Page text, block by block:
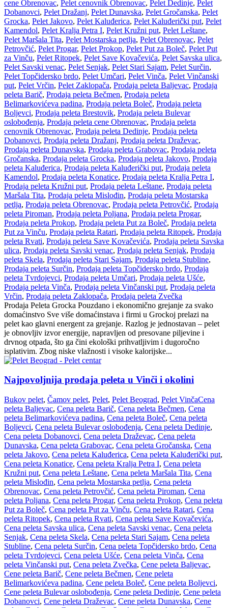
cene Obrenovac, Pelet cenovnik Obrenovac, Pelet Dedinje, Pelet
Dobanovci, Pelet Dražanj, Pelet Dunavska, Pelet Gročanska, Pelet
Grocka, Pelet Jakovo, Pelet Kaluđerica, Pelet Kaluđerički put, Pelet
Kamendol, Pelet Kralja Petra I, Pelet Kružni put, Pelet Leštane,
Pelet Maršala Tita, Pelet Mostarska petlja, Pelet Obrenovac, Pelet
Petrovčić, Pelet Progar, Pelet Prokop, Pelet Put za Boleč, Pelet Put
za Vinču, Pelet Ritopek, Pelet Save Kovačevića, Pelet Savska ulica,
Pelet Savski venac, Pelet Senjak, Pelet Stari Sajam, Pelet Surčin,
Pelet Topčidersko brdo, Pelet Umčari, Pelet Vinča, Pelet Vinčanski
put, Pelet Vrčin, Pelet Zaklopača, Prodaja peleta Baljevac, Prodaja
peleta Barič, Prodaja peleta Bečmen, Prodaja peleta
Belimarkovićeva padina, Prodaja peleta Boleč, Prodaja peleta
Boljevci, Prodaja peleta Brestovik, Prodaja peleta Bulevar
oslobođenja, Prodaja peleta cene Obrenovac, Prodaja peleta
cenovnik Obrenovac, Prodaja peleta Dedinje, Prodaja peleta
Dobanovci, Prodaja peleta Dražanj, Prodaja peleta Draževac,
Prodaja peleta Dunavska, Prodaja peleta Grabovac, Prodaja peleta
Gročanska, Prodaja peleta Grocka, Prodaja peleta Jakovo, Prodaja
peleta Kaluđerica, Prodaja peleta Kaluđerički put, Prodaja peleta
Kamendol, Prodaja peleta Konatice, Prodaja peleta Kralja Petra I,
Prodaja peleta Kružni put, Prodaja peleta Leštane, Prodaja peleta
Maršala Tita, Prodaja peleta Mislođin, Prodaja peleta Mostarska
petlja, Prodaja peleta Obrenovac, Prodaja peleta Petrovčić, Prodaja
peleta Piroman, Prodaja peleta Poljana, Prodaja peleta Progar,
Prodaja peleta Prokop, Prodaja peleta Put za Boleč, Prodaja peleta
Put za Vinču, Prodaja peleta Ratari, Prodaja peleta Ritopek, Prodaja
peleta Rvati, Prodaja peleta Save Kovačevića, Prodaja peleta Savska
ulica, Prodaja peleta Savski venac, Prodaja peleta Senjak, Prodaja
peleta Skela, Prodaja peleta Stari Sajam, Prodaja peleta Stubline,
Prodaja peleta Surčin, Prodaja peleta Topčidersko brdo, Prodaja
peleta Tvrdojevci, Prodaja peleta Umčari, Prodaja peleta Ušće,
Prodaja peleta Vinča, Prodaja peleta Vinčanski put, Prodaja peleta
Vrčin, Prodaja peleta Zaklopača, Prodaja peleta Zvečka
Prodaja Peleta Grocka Pouzdano i ekonomično grejanje za svako
domaćinstvo Sve više domaćinstava i firmi u Grockoj prelazi na
pelet kao glavni energent za grejanje. Razlog je jednostavan – pelet
je obnovljiv izvor energije, napravljen od presovane piljevine i
drvnog otpada, što ga čini ekološki prihvatljivim i dugoročno
isplativim. Zbog niske vlažnosti i visoke kalorijske...
Najpovoljnija prodaja peleta u Vinči i okolini
Bukov pelet, Čamov pelet, Pelet, Pelet Beograd, Pelet VinčaCena
peleta Baljevac, Cena peleta Barič, Cena peleta Bečmen, Cena
peleta Belimarkovićeva padina, Cena peleta Boleč, Cena peleta
Boljevci, Cena peleta Bulevar oslobođenja, Cena peleta Dedinje,
Cena peleta Dobanovci, Cena peleta Draževac, Cena peleta
Dunavska, Cena peleta Grabovac, Cena peleta Gročanska, Cena
peleta Jakovo, Cena peleta Kaluđerica, Cena peleta Kaluđerički put,
Cena peleta Konatice, Cena peleta Kralja Petra I, Cena peleta
Kružni put, Cena peleta Leštane, Cena peleta Maršala Tita, Cena
peleta Mislođin, Cena peleta Mostarska petlja, Cena peleta
Obrenovac, Cena peleta Petrovčić, Cena peleta Piroman, Cena
peleta Poljana, Cena peleta Progar, Cena peleta Prokop, Cena peleta
Put za Boleč, Cena peleta Put za Vinču, Cena peleta Ratari, Cena
peleta Ritopek, Cena peleta Rvati, Cena peleta Save Kovačevića,
Cena peleta Savska ulica, Cena peleta Savski venac, Cena peleta
Senjak, Cena peleta Skela, Cena peleta Stari Sajam, Cena peleta
Stubline, Cena peleta Surčin, Cena peleta Topčidersko brdo, Cena
peleta Tvrdojevci, Cena peleta Ušće, Cena peleta Vinča, Cena
peleta Vinčanski put, Cena peleta Zvečka, Cene peleta Baljevac,
Cene peleta Barič, Cene peleta Bečmen, Cene peleta
Belimarkovićeva padina, Cene peleta Boleč, Cene peleta Boljevci,
Cene peleta Bulevar oslobođenja, Cene peleta Dedinje, Cene peleta
Dobanovci, Cene peleta Draževac, Cene peleta Dunavska, Cene